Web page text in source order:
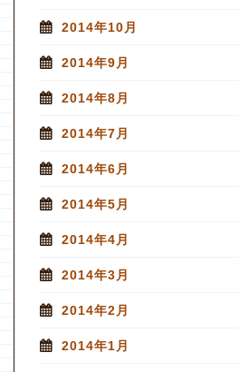
2014年10月
2014年9月
2014年8月
2014年7月
2014年6月
2014年5月
2014年4月
2014年3月
2014年2月
2014年1月